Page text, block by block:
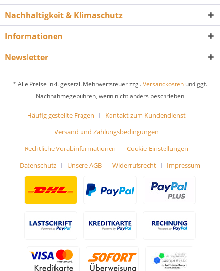
Nachhaltigkeit & Klimaschutz
Informationen
Newsletter
* Alle Preise inkl. gesetzl. Mehrwertsteuer zzgl.Versandkosten und ggf.
Nachnahmegebühren, wenn nicht anders beschrieben
Häufig gestellte Fragen
Kontakt zum Kundendienst
Versand und Zahlungsbedingungen
Rechtliche Vorabinformationen
Cookie-Einstellungen
Datenschutz
Unsere AGB Widerrufsrecht Impressum